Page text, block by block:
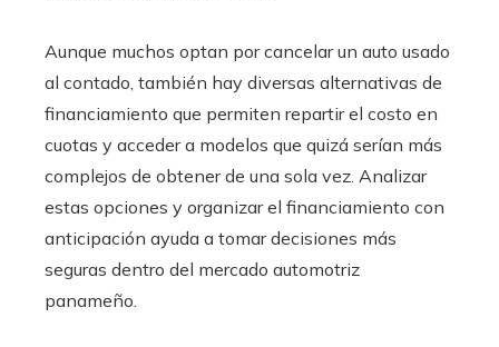
Aunque muchos optan por cancelar un auto usado
al contado, también hay diversas alternativas de
financiamiento que permiten repartir el costo en
cuotas y acceder a modelos que quizá serían más
complejos de obtener de una sola vez. Analizar
estas opciones y organizar el financiamiento con
anticipación ayuda a tomar decisiones más
seguras dentro del mercado automotriz
panameño.